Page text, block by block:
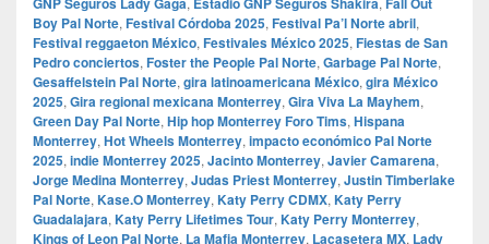
Boy Pal Norte, Festival Córdoba 2025, Festival Pa’l Norte abril,
Festival reggaeton México, Festivales México 2025, Fiestas de San
Pedro conciertos, Foster the People Pal Norte, Garbage Pal Norte,
Gesaffelstein Pal Norte, gira latinoamericana México, gira México
2025, Gira regional mexicana Monterrey, Gira Viva La Mayhem,
Green Day Pal Norte, Hip hop Monterrey Foro Tims, Hispana
Monterrey, Hot Wheels Monterrey, impacto económico Pal Norte
2025, indie Monterrey 2025, Jacinto Monterrey, Javier Camarena,
Jorge Medina Monterrey, Judas Priest Monterrey, Justin Timberlake
Pal Norte, Kase.O Monterrey, Katy Perry CDMX, Katy Perry
Guadalajara, Katy Perry Lifetimes Tour, Katy Perry Monterrey,
Kings of Leon Pal Norte, La Mafia Monterrey, Lacasetera MX, Lady